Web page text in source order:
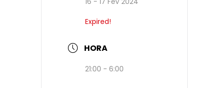
Expired!
HORA
21:00 - 6:00